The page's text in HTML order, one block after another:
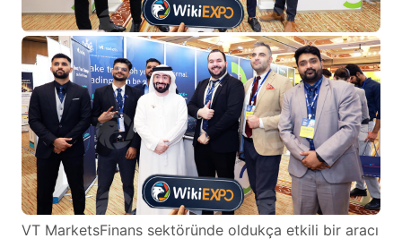
VT MarketsFinans sektöründe oldukça etkili bir aracı